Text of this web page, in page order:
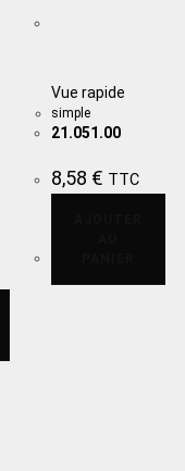
Vue rapide
simple
21.051.00
8,58 € TTC